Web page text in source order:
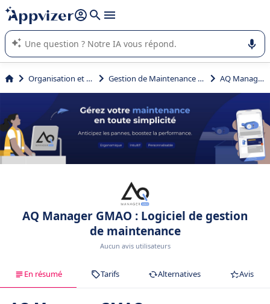
répondre (plusieurs lignes avec
L'IA de Appvizer vous guide dans l'utilisation ou la sélection de
logiciel SaaS en entreprise.
Organisation et planification Gestion de Maintenance Assistée par Ordinateur (GMAO) AQ Manager GMAO
AQ Manager GMAO : Logiciel de gestion
de maintenance
Aucun avis utilisateurs
En résumé Tarifs Alternatives Avis